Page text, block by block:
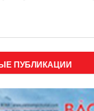
ПУБЛИКАЦИИ